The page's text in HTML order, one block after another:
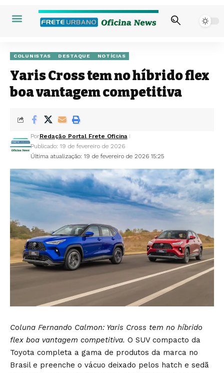
COLUNISTAS DESTAQUE NOTÍCIAS
Yaris Cross tem no híbrido flex
boa vantagem competitiva
Última atualização: 19 de fevereiro de 2026 15:25
PorRedação Portal Frete Oficina
Publicado: 19 de fevereiro de 2026
Coluna Fernando Calmon: Yaris Cross tem no híbrido
flex boa vantagem competitiva. O SUV compacto da
Toyota completa a gama de produtos da marca no
Brasil e preenche o vácuo deixado pelos hatch e sedã